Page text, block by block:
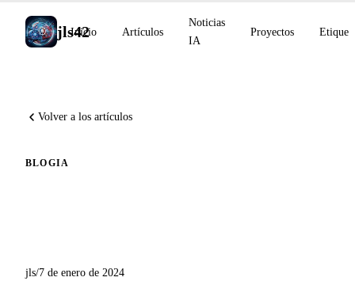
jls42
Inicio Artículos
Noticias
IA
Proyectos
Volver a los artículos
BLOGIA
jls/7 de enero de 2024